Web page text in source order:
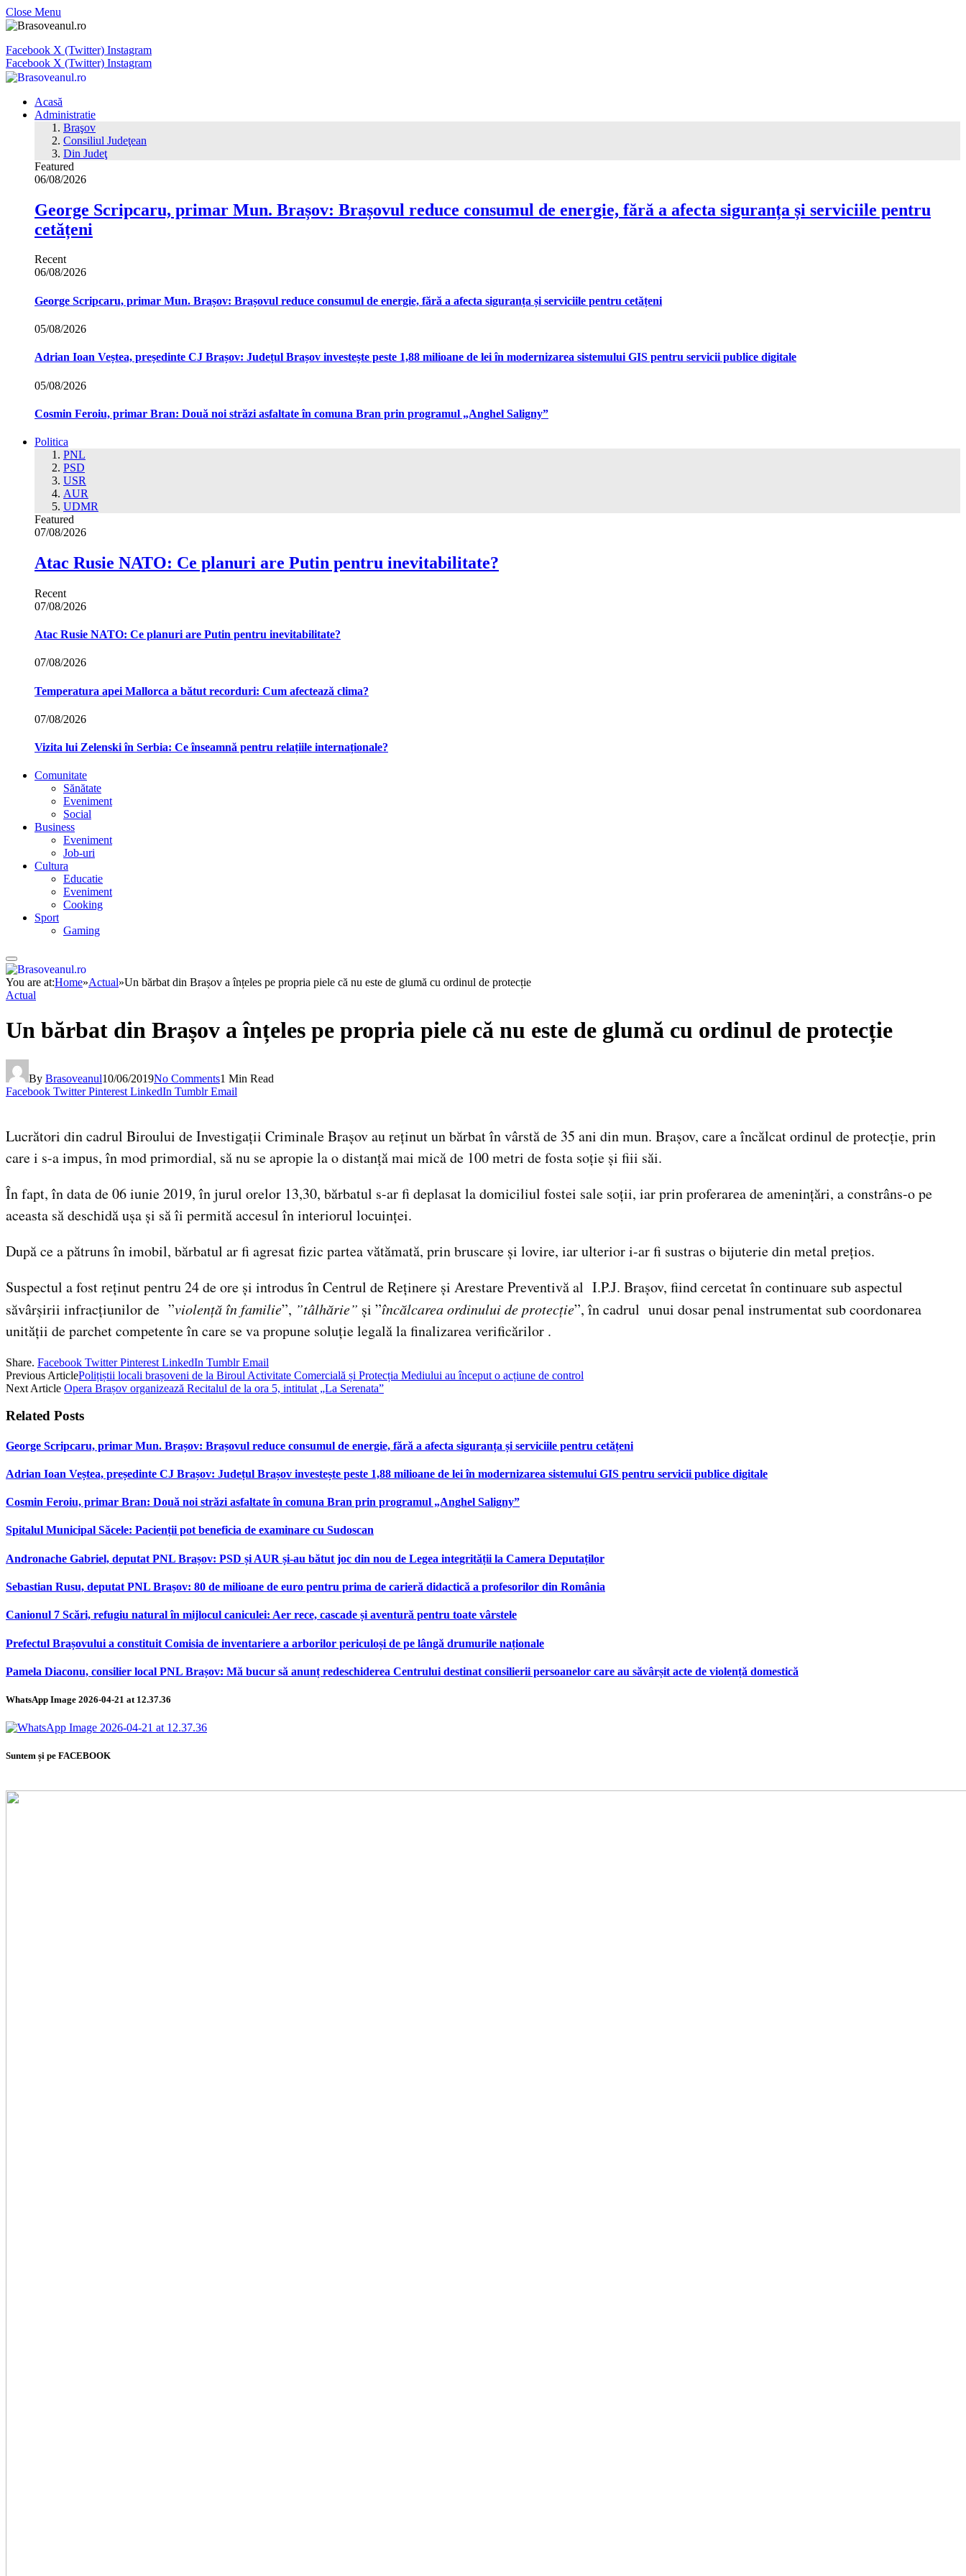
Close Menu
Facebook X (Twitter) Instagram
Facebook X (Twitter) Instagram
Acasă
Administratie
Braşov
Consiliul Judeţean
Din Judeţ
Featured
06/08/2026
George Scripcaru, primar Mun. Brașov: Brașovul reduce consumul de energie, fără a afecta siguranța și serviciile pentru
cetățeni
Recent
06/08/2026
George Scripcaru, primar Mun. Brașov: Brașovul reduce consumul de energie, fără a afecta siguranța și serviciile pentru cetățeni
05/08/2026
Adrian Ioan Veștea, președinte CJ Brașov: Județul Brașov investește peste 1,88 milioane de lei în modernizarea sistemului GIS pentru servicii publice digitale
05/08/2026
Cosmin Feroiu, primar Bran: Două noi străzi asfaltate în comuna Bran prin programul „Anghel Saligny”
Politica
PNL
PSD
USR
AUR
UDMR
Featured
07/08/2026
Atac Rusie NATO: Ce planuri are Putin pentru inevitabilitate?
Recent
07/08/2026
Atac Rusie NATO: Ce planuri are Putin pentru inevitabilitate?
07/08/2026
Temperatura apei Mallorca a bătut recorduri: Cum afectează clima?
07/08/2026
Vizita lui Zelenski în Serbia: Ce înseamnă pentru relațiile internaționale?
Comunitate
Sănătate
Eveniment
Social
Business
Eveniment
Job-uri
Cultura
Educatie
Eveniment
Cooking
Sport
Gaming
You are at:Home»Actual»Un bărbat din Brașov a înțeles pe propria piele că nu este de glumă cu ordinul de protecție
Actual
Un bărbat din Brașov a înțeles pe propria piele că nu este de glumă cu ordinul de protecție
By Brasoveanul10/06/2019No Comments1 Min Read
Facebook Twitter Pinterest LinkedIn Tumblr Email
Lucrători din cadrul Biroului de Investigații Criminale Brașov au reținut un bărbat în vârstă de 35 ani din mun. Brașov, care a încălcat ordinul de protecție, prin
care i s-a impus, în mod primordial, să nu se apropie la o distanță mai mică de 100 metri de fosta soție și fiii săi.
În fapt, în data de 06 iunie 2019, în jurul orelor 13,30, bărbatul s-ar fi deplasat la domiciliul fostei sale soții, iar prin proferarea de amenințări, a constrâns-o pe
aceasta să deschidă ușa și să îi permită accesul în interiorul locuinței.
După ce a pătruns în imobil, bărbatul ar fi agresat fizic partea vătămată, prin bruscare și lovire, iar ulterior i-ar fi sustras o bijuterie din metal prețios.
Suspectul a fost reținut pentru 24 de ore și introdus în Centrul de Reținere și Arestare Preventivă al I.P.J. Brașov, fiind cercetat în continuare sub aspectul
săvârșirii infracțiunilor de ”violență în familie”, ”tâlhărie” și ”încălcarea ordinului de protecție”, în cadrul unui dosar penal instrumentat sub coordonarea
unității de parchet competente în care se va propune soluție legală la finalizarea verificărilor .
Share. Facebook Twitter Pinterest LinkedIn Tumblr Email
Previous ArticlePolițiștii locali brașoveni de la Biroul Activitate Comercială și Protecția Mediului au început o acțiune de control
Next Article Opera Brașov organizează Recitalul de la ora 5, intitulat „La Serenata”
Related Posts
George Scripcaru, primar Mun. Brașov: Brașovul reduce consumul de energie, fără a afecta siguranța și serviciile pentru cetățeni
Adrian Ioan Veștea, președinte CJ Brașov: Județul Brașov investește peste 1,88 milioane de lei în modernizarea sistemului GIS pentru servicii publice digitale
Cosmin Feroiu, primar Bran: Două noi străzi asfaltate în comuna Bran prin programul „Anghel Saligny”
Spitalul Municipal Săcele: Pacienții pot beneficia de examinare cu Sudoscan
Andronache Gabriel, deputat PNL Brașov: PSD și AUR și-au bătut joc din nou de Legea integrității la Camera Deputaților
Sebastian Rusu, deputat PNL Brașov: 80 de milioane de euro pentru prima de carieră didactică a profesorilor din România
Canionul 7 Scări, refugiu natural în mijlocul caniculei: Aer rece, cascade și aventură pentru toate vârstele
Prefectul Brașovului a constituit Comisia de inventariere a arborilor periculoși de pe lângă drumurile naționale
Pamela Diaconu, consilier local PNL Brașov: Mă bucur să anunț redeschiderea Centrului destinat consilierii persoanelor care au săvârșit acte de violență domestică
WhatsApp Image 2026-04-21 at 12.37.36
Suntem și pe FACEBOOK